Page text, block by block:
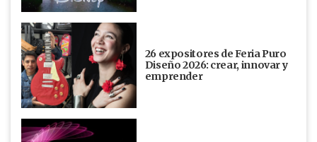
26 expositores de Feria Puro
Diseño 2026: crear, innovar y
emprender